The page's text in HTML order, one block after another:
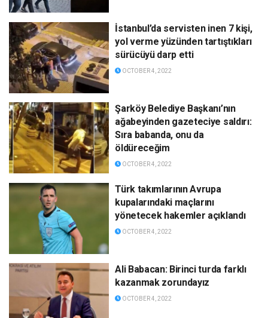
İstanbul’da servisten inen 7 kişi,
yol verme yüzünden tartıştıkları
sürücüyü darp etti
OCTOBER 4, 2022
Şarköy Belediye Başkanı’nın
ağabeyinden gazeteciye saldırı:
Sıra babanda, onu da
öldüreceğim
OCTOBER 4, 2022
Türk takımlarının Avrupa
kupalarındaki maçlarını
yönetecek hakemler açıklandı
OCTOBER 4, 2022
Ali Babacan: Birinci turda farklı
kazanmak zorundayız
OCTOBER 4, 2022